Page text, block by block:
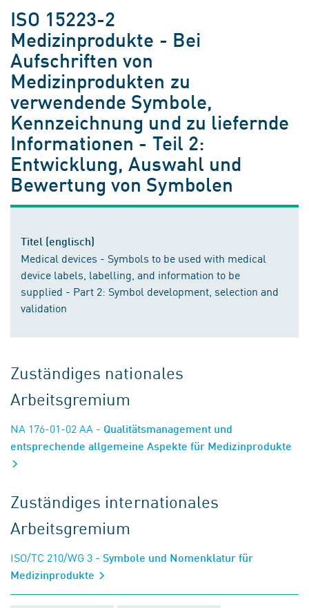
ISO 15223-2
Medizinprodukte - Bei
Aufschriften von
Medizinprodukten zu
verwendende Symbole,
Kennzeichnung und zu liefernde
Informationen - Teil 2:
Entwicklung, Auswahl und
Bewertung von Symbolen
Titel (englisch)
Medical devices - Symbols to be used with medical
device labels, labelling, and information to be
supplied - Part 2: Symbol development, selection and
validation
Zuständiges nationales
Arbeitsgremium
NA 176-01-02 AA - Qualitätsmanagement und
entsprechende allgemeine Aspekte für Medizinprodukte
Zuständiges internationales
Arbeitsgremium
ISO/TC 210/WG 3 - Symbole und Nomenklatur für
Medizinprodukte